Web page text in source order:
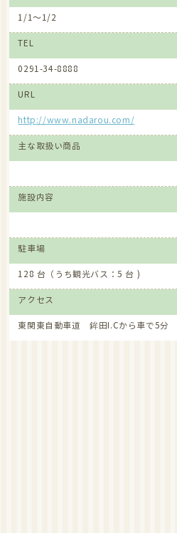
ファーマーズマーケットなだろう_ホームペ
イベント
時までのイベントで、キッチンカーも出
ファーマーズマーケットなだろう_ホームペ
2026/1/26
新着
2月5日は「たまごの日」。10ヶ入りが
お買い得！ぜひご来店ください。
ファーマーズマーケットなだろう_ホームペ
2025/12/16
イベント
2026年1月10日～11日「イチゴ祭り」
ファーマーズマーケットなだろう_ホームペ
2025/11/18
新着
１１／１８～１２月上旬にかけて、鉾田
ファーマーズマーケットなだろう_ホームペ
1/1～1/2
TEL
0291-34-8888
URL
http://www.nadarou.com/
主な取扱い商品
施設内容
駐車場
128 台（うち観光バス：5 台 )
アクセス
東関東自動車道 鉾田I.Cから車で5分